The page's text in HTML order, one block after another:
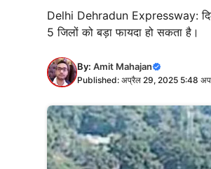
Delhi Dehradun Expressway:
5 जिलों को बड़ा फायदा हो सकता है।
By: Amit Mahajan
Published: अप्रैल 29, 2025 5:48